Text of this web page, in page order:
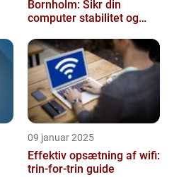
Bornholm: Sikr din
computer stabilitet og
09 januar 2025
Effektiv opsætning af wifi:
trin-for-trin guide